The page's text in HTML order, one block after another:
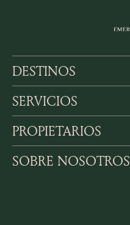
DESTINOS
SERVICIOS
PROPIETARIOS
SOBRE NOSOTROS